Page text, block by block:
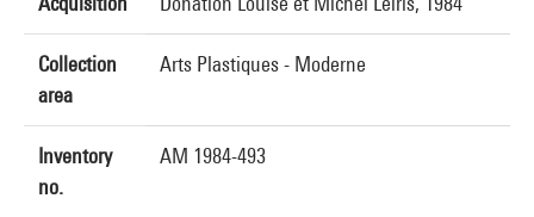
Collection
area
Arts Plastiques - Moderne
Inventory
no.
AM 1984-493